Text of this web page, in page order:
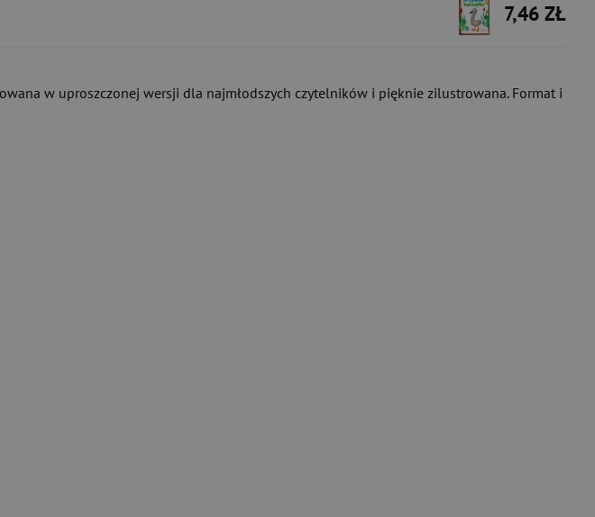
7,46 ZŁ
w uproszczonej wersji dla najmłodszych czytelników i pięknie zilustrowana. Format i